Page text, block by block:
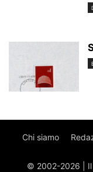
Chi siamo
© 2002-2026 | Il